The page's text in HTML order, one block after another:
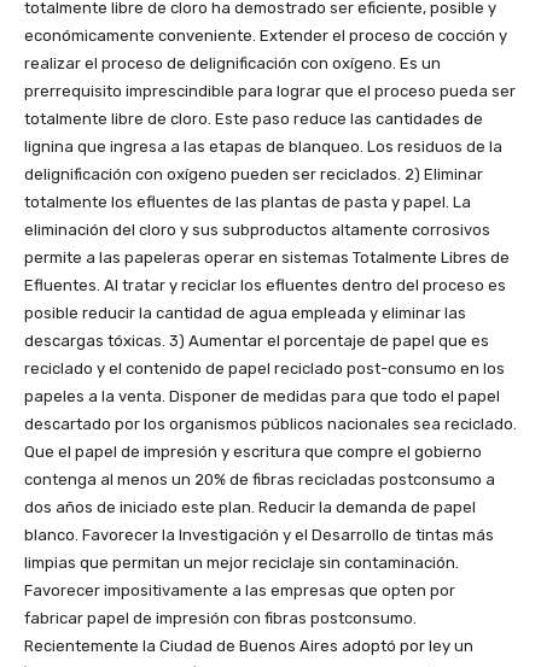
totalmente libre de cloro ha demostrado ser eficiente, posible y
económicamente conveniente. Extender el proceso de cocción y
realizar el proceso de delignificación con oxígeno. Es un
prerrequisito imprescindible para lograr que el proceso pueda ser
totalmente libre de cloro. Este paso reduce las cantidades de
lignina que ingresa a las etapas de blanqueo. Los residuos de la
delignificación con oxígeno pueden ser reciclados. 2) Eliminar
totalmente los efluentes de las plantas de pasta y papel. La
eliminación del cloro y sus subproductos altamente corrosivos
permite a las papeleras operar en sistemas Totalmente Libres de
Efluentes. Al tratar y reciclar los efluentes dentro del proceso es
posible reducir la cantidad de agua empleada y eliminar las
descargas tóxicas. 3) Aumentar el porcentaje de papel que es
reciclado y el contenido de papel reciclado post-consumo en los
papeles a la venta. Disponer de medidas para que todo el papel
descartado por los organismos públicos nacionales sea reciclado.
Que el papel de impresión y escritura que compre el gobierno
contenga al menos un 20% de fibras recicladas postconsumo a
dos años de iniciado este plan. Reducir la demanda de papel
blanco. Favorecer la Investigación y el Desarrollo de tintas más
limpias que permitan un mejor reciclaje sin contaminación.
Favorecer impositivamente a las empresas que opten por
fabricar papel de impresión con fibras postconsumo.
Recientemente la Ciudad de Buenos Aires adoptó por ley un